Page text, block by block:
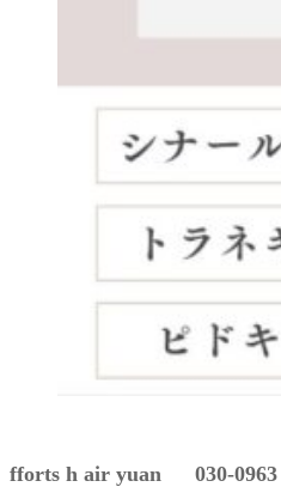
fforts h air yuan 030-0963